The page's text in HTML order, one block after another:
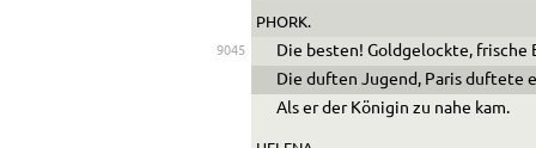
PHORK.
9045
Die besten! Goldgelockte, frische
Die duften Jugend, Paris duftete
Als er der Königin zu nahe kam.